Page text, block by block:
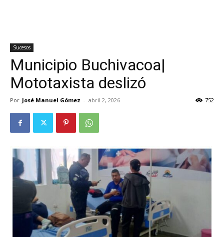
Sucesos
Municipio Buchivacoa|
Mototaxista deslizó
Por José Manuel Gómez - abril 2, 2026 752